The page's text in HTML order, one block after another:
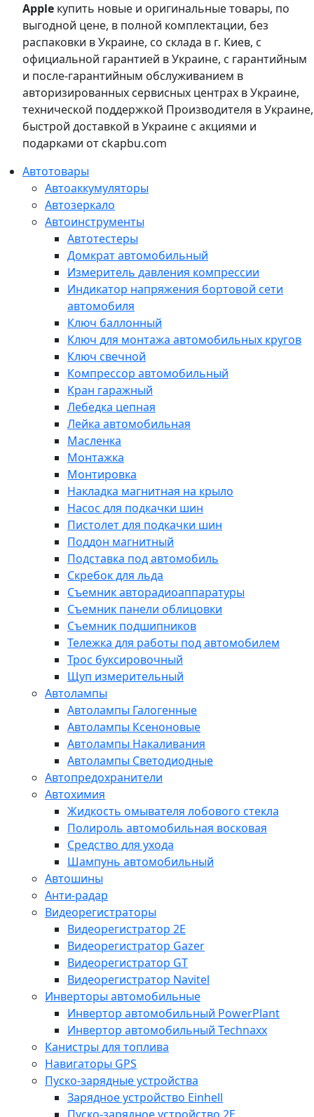
Apple купить новые и оригинальные товары, по
выгодной цене, в полной комплектации, без
распаковки в Украине, со склада в г. Киев, с
официальной гарантией в Украине, с гарантийным
и после-гарантийным обслуживанием в
авторизированных сервисных центрах в Украине,
технической поддержкой Производителя в Украине,
быстрой доставкой в Украине с акциями и
подарками от ckapbu.com
Автотовары
Автоаккумуляторы
Автозеркало
Автоинструменты
Автотестеры
Домкрат автомобильный
Измеритель давления компрессии
Индикатор напряжения бортовой сети
автомобиля
Ключ баллонный
Ключ для монтажа автомобильных кругов
Ключ свечной
Компрессор автомобильный
Кран гаражный
Лебедка цепная
Лейка автомобильная
Масленка
Монтажка
Монтировка
Накладка магнитная на крыло
Насос для подкачки шин
Пистолет для подкачки шин
Поддон магнитный
Подставка под автомобиль
Скребок для льда
Съемник авторадиоаппаратуры
Съемник панели облицовки
Съемник подшипников
Тележка для работы под автомобилем
Трос буксировочный
Щуп измерительный
Автолампы
Автолампы Галогенные
Автолампы Ксеноновые
Автолампы Накаливания
Автолампы Светодиодные
Автопредохранители
Автохимия
Жидкость омывателя лобового стекла
Полироль автомобильная восковая
Средство для ухода
Шампунь автомобильный
Автошины
Анти-радар
Видеорегистраторы
Видеорегистратор 2E
Видеорегистратор Gazer
Видеорегистратор GT
Видеорегистратор Navitel
Инверторы автомобильные
Инвертор автомобильный PowerPlant
Инвертор автомобильный Technaxx
Канистры для топлива
Навигаторы GPS
Пуско-зарядные устройства
Зарядное устройство Einhell